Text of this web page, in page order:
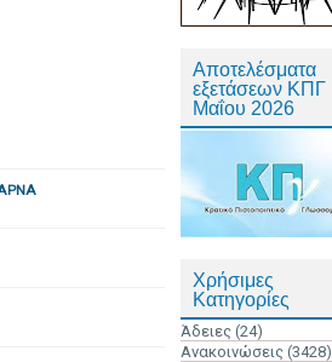
Αποτελέσματα
εξετάσεων ΚΠΓ
Μαΐου 2026
Χρήσιμες
Κατηγορίες
Άδειες (24)
Ανακοινώσεις (3428)